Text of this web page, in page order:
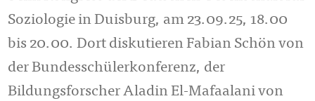
Soziologie in Duisburg, am 23.09.25, 18.00
bis 20.00. Dort diskutieren Fabian Schön von
der Bundesschülerkonferenz, der
Bildungsforscher Aladin El-Mafaalani von